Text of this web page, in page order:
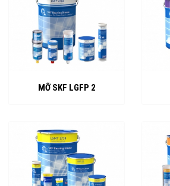
MỠ SKF LGFP 2